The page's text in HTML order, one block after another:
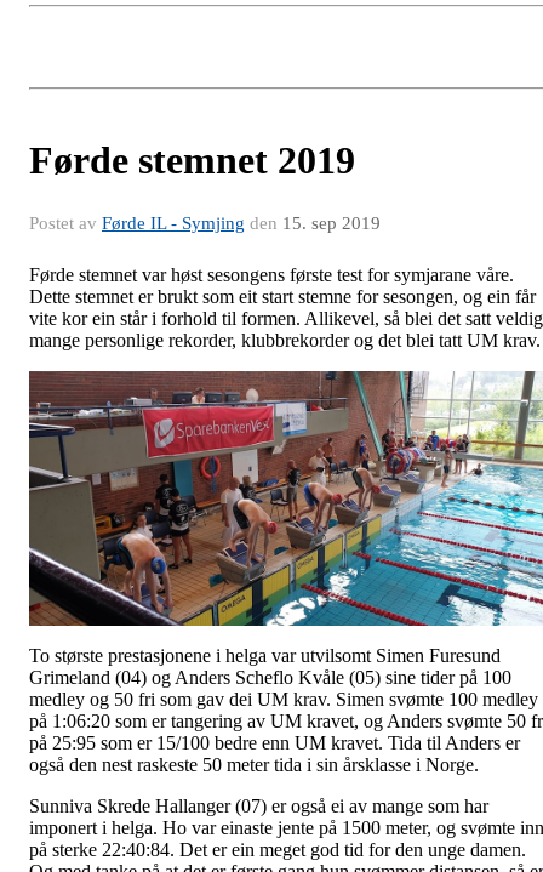
Førde stemnet 2019
Postet av Førde IL - Symjing den 15. sep 2019
Førde stemnet var høst sesongens første test for symjarane våre.
Dette stemnet er brukt som eit start stemne for sesongen, og ein får
vite kor ein står i forhold til formen. Allikevel, så blei det satt veldig
mange personlige rekorder, klubbrekorder og det blei tatt UM krav.
To største prestasjonene i helga var utvilsomt Simen Furesund
Grimeland (04) og Anders Scheflo Kvåle (05) sine tider på 100
medley og 50 fri som gav dei UM krav. Simen svømte 100 medley
på 1:06:20 som er tangering av UM kravet, og Anders svømte 50
på 25:95 som er 15/100 bedre enn UM kravet. Tida til Anders er
også den nest raskeste 50 meter tida i sin årsklasse i Norge.
Sunniva Skrede Hallanger (07) er også ei av mange som har
imponert i helga. Ho var einaste jente på 1500 meter, og svømte inn
på sterke 22:40:84. Det er ein meget god tid for den unge damen.